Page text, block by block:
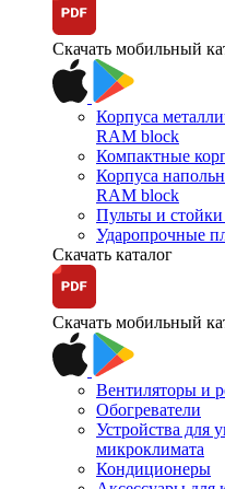
Скачать мобильный
Корпуса
RAM block
Компактные
Корпуса
RAM block
Пульты и
Ударопрочные
Скачать каталог
Скачать мобильный
Вентиляторы и
Обогреватели
Устройства для
микроклимата
Кондиционеры